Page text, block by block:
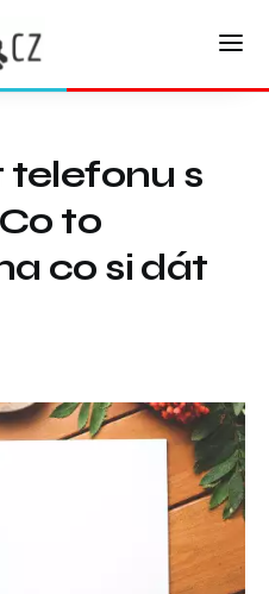
telefonu s
to
co si dát